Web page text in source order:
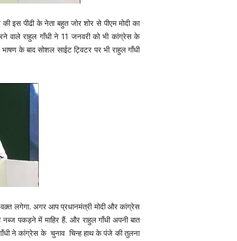
इस पीढी के नेता बहुत जोर शोर से पीएम मोदी का
राहुल गाँधी ने 11 जनवरी को भी कांग्रेस के
के बाद सोशल साईट ट्विटर पर भी राहुल गाँधी
लगेगा. अगर आप प्रधानमंत्री मोदी और कांग्रेस
नब्ज पकड़ने में माहिर हैं. और राहुल गाँधी अपनी बात
ने कांग्रेस के चुनाव चिन्ह हाथ के पंजे की तुलना